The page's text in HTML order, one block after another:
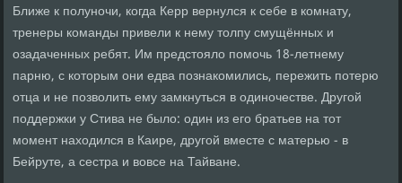
Ближе к полуночи, когда Керр вернулся к себе в комнату,
тренеры команды привели к нему толпу смущённых и
озадаченных ребят. Им предстояло помочь 18-летнему
парню, с которым они едва познакомились, пережить потерю
отца и не позволить ему замкнуться в одиночестве. Другой
поддержки у Стива не было: один из его братьев на тот
момент находился в Каире, другой вместе с матерью - в
Бейруте, а сестра и вовсе на Тайване.